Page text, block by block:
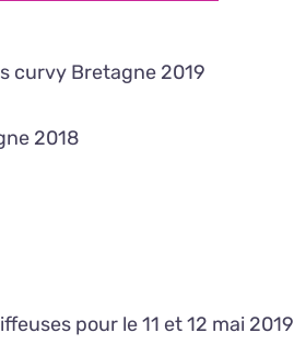
curvy Bretagne 2019
2018
pour le 11 et 12 mai 2019